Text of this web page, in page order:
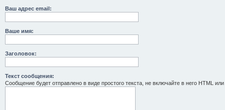
Ваш адрес email:
Ваше имя:
Заголовок:
Текст сообщения:
Сообщение будет отправлено в виде простого текста, не включайте в него HTML